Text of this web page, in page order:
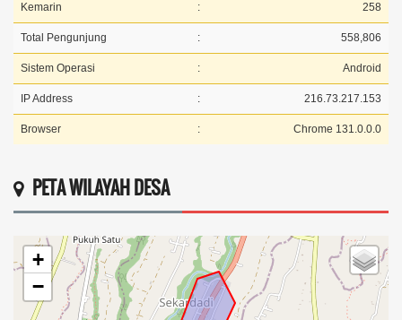
Kemarin : 258
Total Pengunjung : 558,806
Sistem Operasi : Android
IP Address : 216.73.217.153
Browser : Chrome 131.0.0.0
PETA WILAYAH DESA
+
−